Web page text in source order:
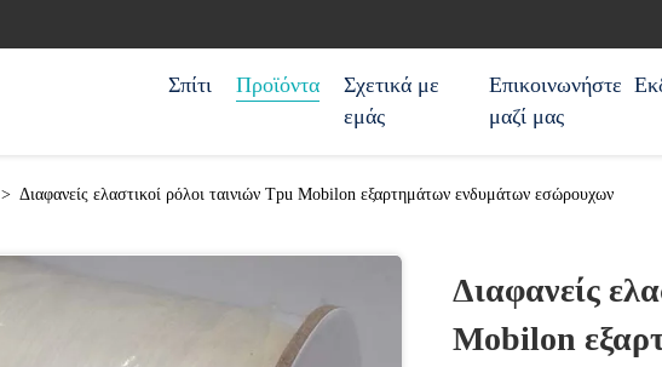
Σπίτι Προϊόντα
Σχετικά με
εμάς
Επικοινωνήστε
μαζί μας
> Διαφανείς ελαστικοί ρόλοι ταινιών Tpu Mobilon εξαρτημάτων ενδυμάτων εσώρουχων
Διαφανείς
Mobilon